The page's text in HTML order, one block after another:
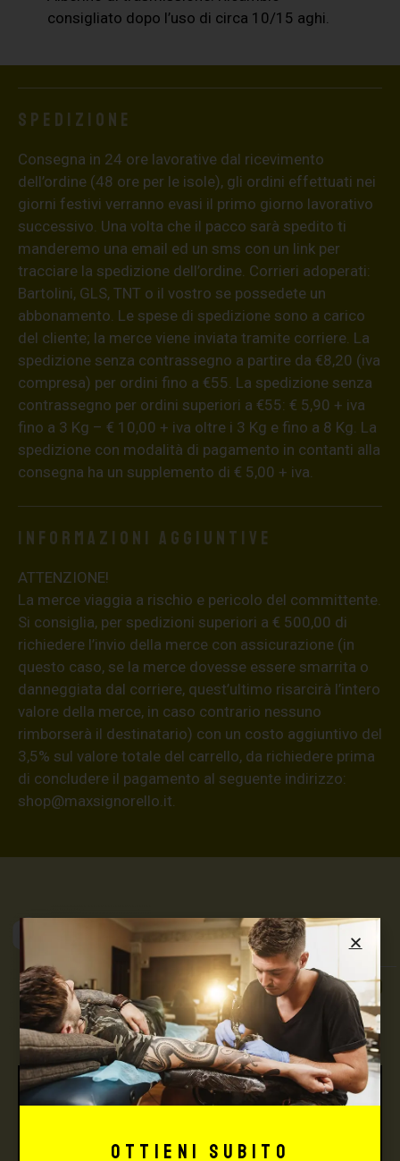
consigliato dopo l’uso di circa 10/15 aghi.
Spedizione
Consegna in 24 ore lavorative dal ricevimento
dell’ordine (48 ore per le isole), gli ordini effettuati nei
giorni festivi verranno evasi il primo giorno lavorativo
successivo. Una volta che il pacco sarà spedito ti
manderemo una email ed un sms con un link per
tracciare la spedizione dell’ordine. Corrieri adoperati:
Bartolini, GLS, TNT o il vostro se possedete un
abbonamento. Le spese di spedizione sono a carico
del cliente; la merce viene inviata tramite corriere. La
spedizione senza contrassegno a partire da €8,20 (iva
compresa) per ordini fino a €55. La spedizione senza
contrassegno per ordini superiori a €55: € 5,90 + iva
fino a 3 Kg – € 10,00 + iva oltre i 3 Kg e fino a 8 Kg. La
spedizione con modalità di pagamento in contanti alla
consegna ha un supplemento di € 5,00 + iva.
Informazioni aggiuntive
ATTENZIONE!
La merce viaggia a rischio e pericolo del committente.
Si consiglia, per spedizioni superiori a € 500,00 di
richiedere l’invio della merce con assicurazione (in
questo caso, se la merce dovesse essere smarrita o
danneggiata dal corriere, quest’ultimo risarcirà l’intero
valore della merce, in caso contrario nessuno
rimborserà il destinatario) con un costo aggiuntivo del
3,5% sul valore totale del carrello, da richiedere prima
di concludere il pagamento al seguente indirizzo:
shop@maxsignorello.it
Max Signorello
Tattoo Supply
TUTTO PER IL TUO
TATTOO STUDIO
Ottieni subito